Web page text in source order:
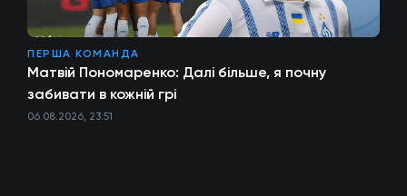
ПЕРША КОМАНДА
Матвій Пономаренко: Далі більше, я почну
забивати в кожній грі
06.08.2026, 23:51